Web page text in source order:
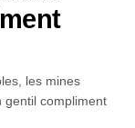
les mines
gentil compliment